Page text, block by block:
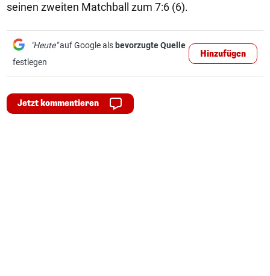
seinen zweiten Matchball zum 7:6 (6).
"Heute"auf Google als bevorzugte Quelle
festlegen
Hinzufügen
Jetzt kommentieren